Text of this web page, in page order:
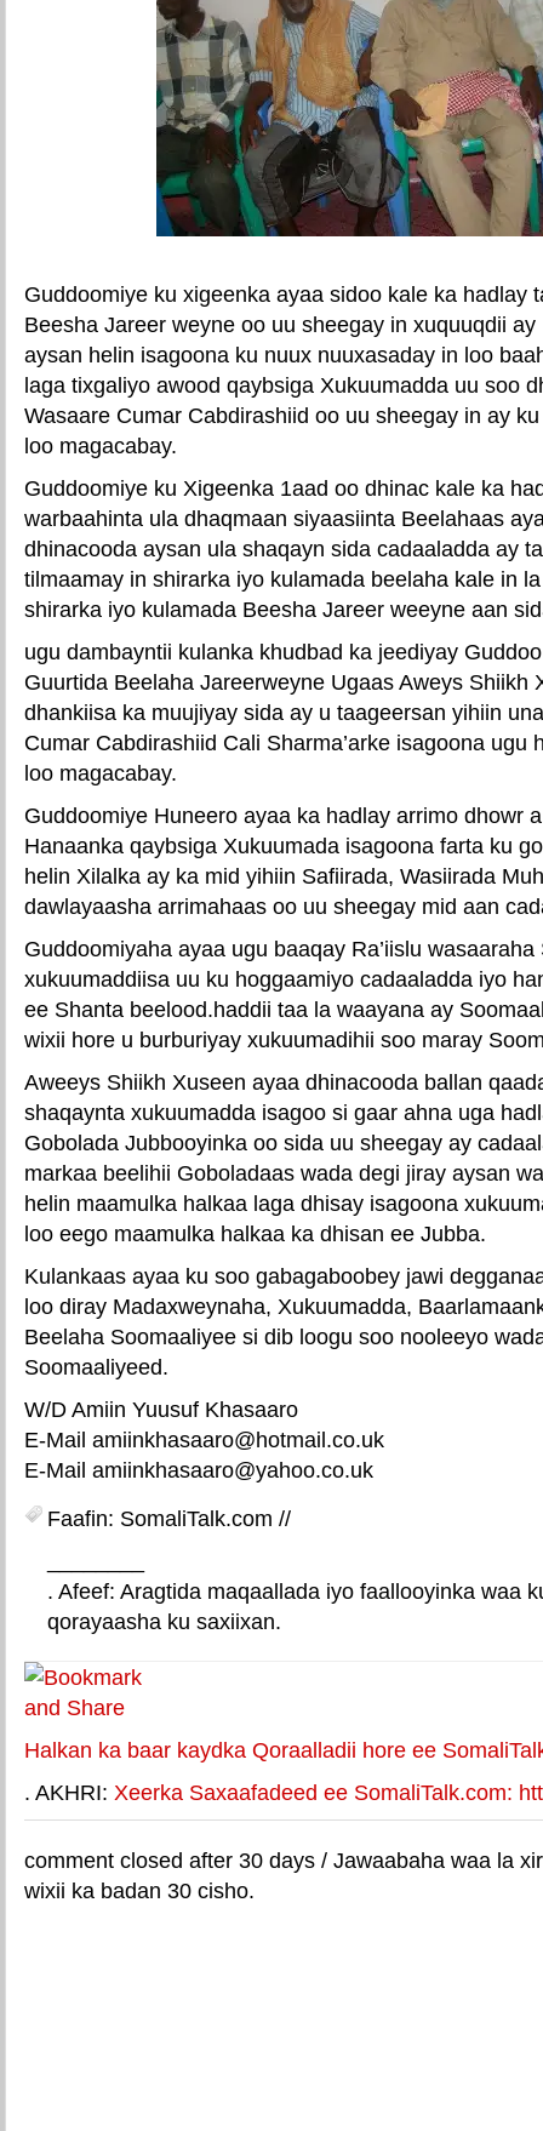
Guddoomiye ku xigeenka ayaa sidoo kale ka hadlay
Beesha Jareer weyne oo uu sheegay in xuquuqdii
aysan helin isagoona ku nuux nuuxasaday in loo
laga tixgaliyo awood qaybsiga Xukuumadda uu soo
Wasaare Cumar Cabdirashiid oo uu sheegay in ay
loo magacabay.
Guddoomiye ku Xigeenka 1aad oo dhinac kale ka
warbaahinta ula dhaqmaan siyaasiinta Beelahaas
dhinacooda aysan ula shaqayn sida cadaaladda ay
tilmaamay in shirarka iyo kulamada beelaha kale in
shirarka iyo kulamada Beesha Jareer weeyne aan
ugu dambayntii kulanka khudbad ka jeediyay
Guurtida Beelaha Jareerweyne Ugaas Aweys Shiikh
dhankiisa ka muujiyay sida ay u taageersan yihiin
Cumar Cabdirashiid Cali Sharma’arke isagoona ugu
loo magacabay.
Guddoomiye Huneero ayaa ka hadlay arrimo dhowr
Hanaanka qaybsiga Xukuumada isagoona farta ku
helin Xilalka ay ka mid yihiin Safiirada, Wasiirada
dawlayaasha arrimahaas oo uu sheegay mid aan
Guddoomiyaha ayaa ugu baaqay Ra’iislu
xukuumaddiisa uu ku hoggaamiyo cadaaladda iyo
ee Shanta beelood.haddii taa la waayana ay
wixii hore u burburiyay xukuumadihii soo maray
Aweeys Shiikh Xuseen ayaa dhinacooda ballan
shaqaynta xukuumadda isagoo si gaar ahna uga
Gobolada Jubbooyinka oo sida uu sheegay ay
markaa beelihii Goboladaas wada degi jiray aysan
helin maamulka halkaa laga dhisay isagoona
loo eego maamulka halkaa ka dhisan ee Jubba.
Kulankaas ayaa ku soo gabagaboobey jawi
loo diray Madaxweynaha, Xukuumadda,
Beelaha Soomaaliyee si dib loogu soo nooleeyo
Soomaaliyeed.
W/D Amiin Yuusuf Khasaaro
E-Mail amiinkhasaaro@hotmail.co.uk
E-Mail amiinkhasaaro@yahoo.co.uk
Faafin: SomaliTalk.com //
. Afeef: Aragtida maqaallada iyo faallooyinka waa
qorayaasha ku saxiixan.
Halkan ka baar kaydka Qoraalladii hore ee
. AKHRI: Xeerka Saxaafadeed ee SomaliTalk.com:
comment closed after 30 days / Jawaabaha waa la
wixii ka badan 30 cisho.